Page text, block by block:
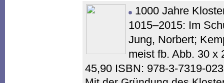
1000 Jahre
1015–2015: Im
Jung, Norbert;
meist fb. Abb. 30 x
45,90 ISBN: 978-3-7319-